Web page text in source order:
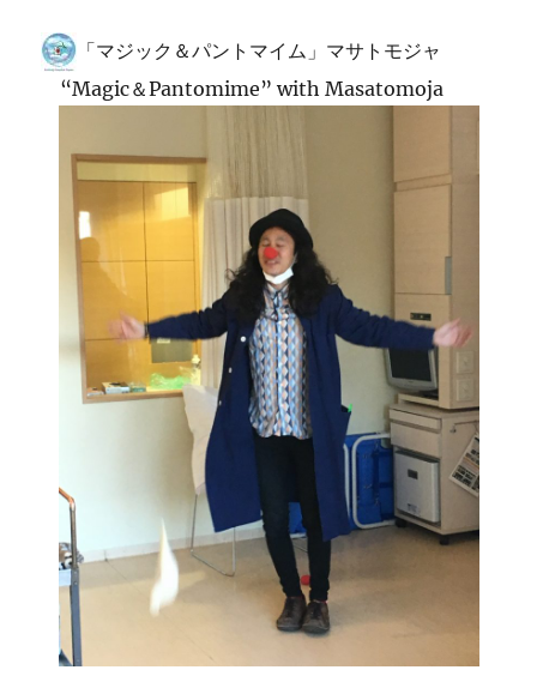
「マジック＆パントマイム」マサトモジャ
“Magic＆Pantomime” with Masatomoja